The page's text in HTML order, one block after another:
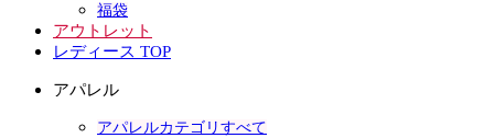
福袋
アウトレット
レディース TOP
アパレル
アパレルカテゴリすべて